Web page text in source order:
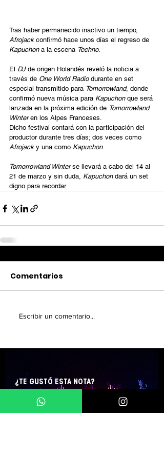
Tras haber permanecido inactivo un tiempo,
Afrojack confirmó hace unos días el regreso de
Kapuchon a la escena Techno.
El DJ de origen Holandés reveló la noticia a
través de One World Radio durante en set
especial transmitido para Tomorrowland, donde
confirmó nueva música para Kapuchon que será
lanzada en la próxima edición de Tomorrowland
Winter en los Alpes Franceses.
Dicho festival contará con la participación del
productor durante tres días; dos veces como
Afrojack y una como Kapuchon.
Tomorrowland Winter se llevará a cabo del 14 al
21 de marzo y sin duda, Kapuchon dará un set
digno para recordar.
Comentarios
Escribir un comentario...
¿TE GUSTÓ ESTA NOTA?
NEWSLETTER